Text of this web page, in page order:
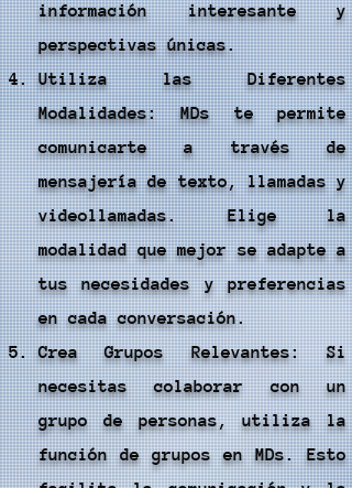
información interesante y
perspectivas únicas.
Utiliza las Diferentes
Modalidades: MDs te permite
comunicarte a través de
mensajería de texto, llamadas y
videollamadas. Elige la
modalidad que mejor se adapte a
tus necesidades y preferencias
en cada conversación.
Crea Grupos Relevantes: Si
necesitas colaborar con un
grupo de personas, utiliza la
función de grupos en MDs. Esto